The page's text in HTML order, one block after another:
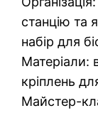
станцію та
набір для
Матеріали:
кріплень
Майстер-